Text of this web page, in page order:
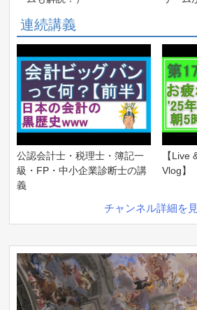
連続講義
公認会計士・税理士・簿記一
級・FP・中小企業診断士の講
義
【Live
Vlog】
チャンネル詳細を